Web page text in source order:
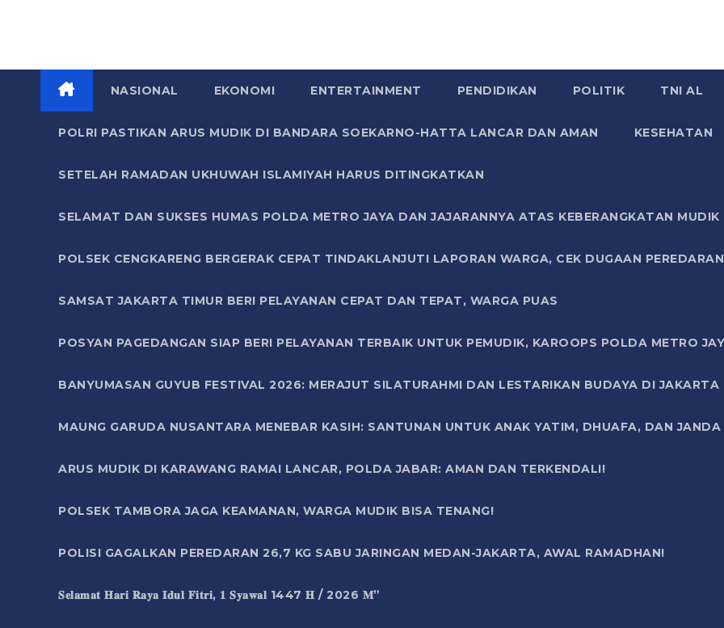
NASIONAL EKONOMI ENTERTAINMENT PENDIDIKAN POLITIK TNI AL
POLRI PASTIKAN ARUS MUDIK DI BANDARA SOEKARNO-HATTA LANCAR DAN AMAN KESEHATAN
SETELAH RAMADAN UKHUWAH ISLAMIYAH HARUS DITINGKATKAN
SELAMAT DAN SUKSES HUMAS POLDA METRO JAYA DAN JAJARANNYA ATAS KEBERANGKATAN
POLSEK CENGKARENG BERGERAK CEPAT TINDAKLANJUTI LAPORAN WARGA, CEK DUGAAN
SAMSAT JAKARTA TIMUR BERI PELAYANAN CEPAT DAN TEPAT, WARGA PUAS
POSYAN PAGEDANGAN SIAP BERI PELAYANAN TERBAIK UNTUK PEMUDIK, KAROOPS POLDA METRO
BANYUMASAN GUYUB FESTIVAL 2026: MERAJUT SILATURAHMI DAN LESTARIKAN BUDAYA DI JAKARTA
MAUNG GARUDA NUSANTARA MENEBAR KASIH: SANTUNAN UNTUK ANAK YATIM, DHUAFA, DAN
ARUS MUDIK DI KARAWANG RAMAI LANCAR, POLDA JABAR: AMAN DAN TERKENDALI!
POLSEK TAMBORA JAGA KEAMANAN, WARGA MUDIK BISA TENANG!
POLISI GAGALKAN PEREDARAN 26,7 KG SABU JARINGAN MEDAN-JAKARTA, AWAL RAMADHAN!
𝐒𝐞𝐥𝐚𝐦𝐚𝐭 𝐇𝐚𝐫𝐢 𝐑𝐚𝐲𝐚 𝐈𝐝𝐮𝐥 𝐅𝐢𝐭𝐫𝐢, 𝟏 𝐒𝐲𝐚𝐰𝐚𝐥 1447 𝐇 / 2026 𝐌”